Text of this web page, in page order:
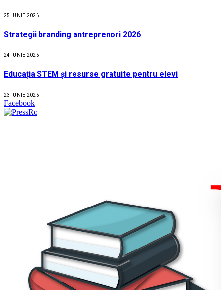
25 IUNIE 2026
Strategii branding antreprenori 2026
24 IUNIE 2026
Educația STEM și resurse gratuite pentru elevi
23 IUNIE 2026
Facebook